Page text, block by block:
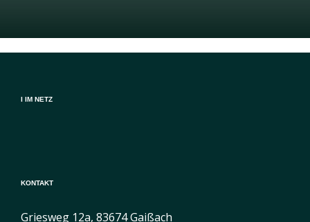
I IM NETZ
KONTAKT
Griesweg 12a, 83674 Gaißach